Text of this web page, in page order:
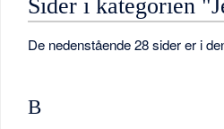
Sider i kategorien
De nedenstående 28 sider er i
B